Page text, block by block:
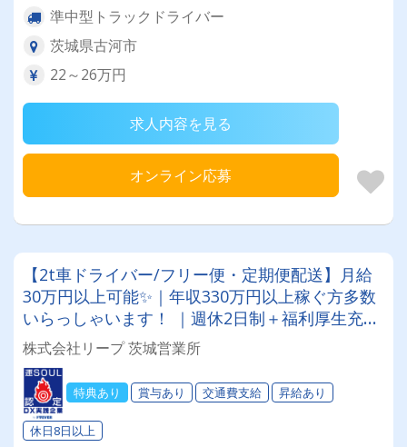
準中型トラックドライバー
茨城県古河市
22～26万円
求人内容を見る
オンライン応募
【2t車ドライバー/フリー便・定期便配送】月給
30万円以上可能✨｜年収330万円以上稼ぐ方多数
いらっしゃいます！ ｜週休2日制＋福利厚生充実
で働きやすさ抜群！｜ 資格取得は全額会社負
担！キャリアアップを全力サポートします★
株式会社リープ 茨城営業所
特典あり 賞与あり 交通費支給 昇給あり
休日8日以上